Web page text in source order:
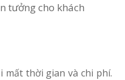
tưởng cho khách
mất thời gian và chi phí.